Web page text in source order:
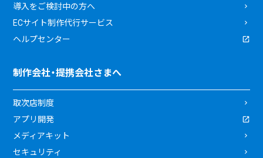
導入をご検討中の方へ
ECサイト制作代行サービス
ヘルプセンター
制作会社・提携会社さまへ
取次店制度
アプリ開発
メディアキット
セキュリティ